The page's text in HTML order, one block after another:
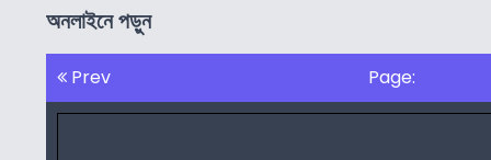
অনলাইনে পড়ুন
Prev Page: